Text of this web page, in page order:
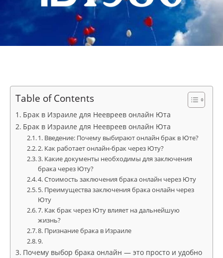
Table of Contents
Брак в Израиле для Неевреев онлайн Юта
Брак в Израиле для Неевреев онлайн Юта
1. Введение: Почему выбирают онлайн брак в Юте?
2. Как работает онлайн-брак через Юту?
3. Какие документы необходимы для заключения
брака через Юту?
4. Стоимость заключения брака онлайн через Юту
5. Преимущества заключения брака онлайн через
Юту
7. Как брак через Юту влияет на дальнейшую
жизнь?
8. Признание брака в Израиле
9.
Почему выбор брака онлайн — это просто и удобно